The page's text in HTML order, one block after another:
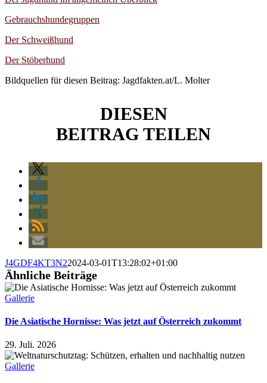
Gebrauchshundegruppen
Der Schweißhund
Der Stöberhund
Bildquellen für diesen Beitrag: Jagdfakten.at/L. Molter
DIESEN
BEITRAG TEILEN
J4GDF4KT3N22024-03-01T13:28:02+01:00
Ähnliche Beiträge
Gallerie
Die Asiatische Hornisse: Was jetzt auf Österreich zukommt
29. Juli. 2026
Gallerie